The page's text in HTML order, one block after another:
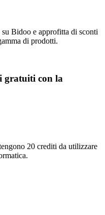
Bidoo e approfitta di sconti
di prodotti.
gratuiti con la
20 crediti da utilizzare